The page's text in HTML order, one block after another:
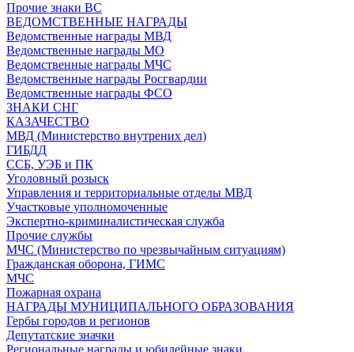
Прочие знаки ВС
ВЕДОМСТВЕННЫЕ НАГРАДЫ
Ведомственные награды МВД
Ведомственные награды МО
Ведомственные награды МЧС
Ведомственные награды Росгвардии
Ведомственные награды ФСО
ЗНАКИ СНГ
КАЗАЧЕСТВО
МВД (Министерство внутрених дел)
ГИБДД
ССБ, УЭБ и ПК
Уголовный розыск
Управления и территориальные отделы МВД
Участковые уполномоченные
Экспертно-криминалистическая служба
Прочие службы
МЧС (Министерство по чрезвычайным ситуациям)
Гражданская оборона, ГИМС
МЧС
Пожарная охрана
НАГРАДЫ МУНИЦИПАЛЬНОГО ОБРАЗОВАНИЯ
Гербы городов и регионов
Депутатские значки
Региональные награды и юбилейные знаки